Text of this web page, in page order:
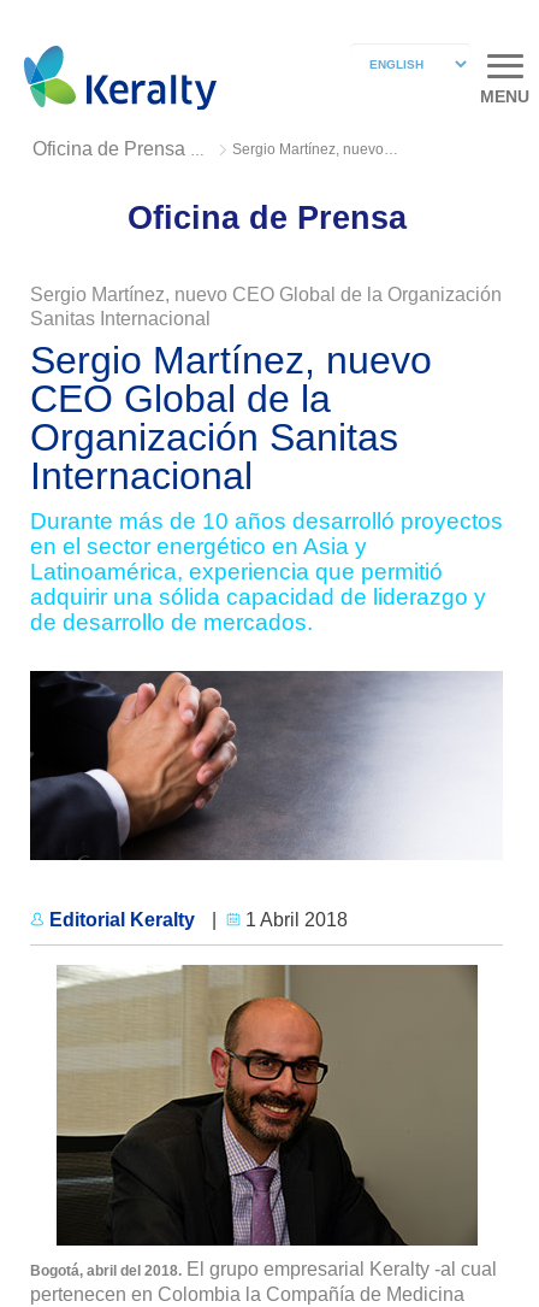
MENU
Oficina de Prensa 2018 Sergio Martínez, nuevo CEO Global
Oficina de Prensa
Sergio Martínez, nuevo CEO Global de la Organización
Sanitas Internacional
Sergio Martínez, nuevo
CEO Global de la
Organización Sanitas
Internacional
Durante más de 10 años desarrolló proyectos
en el sector energético en Asia y
Latinoamérica, experiencia que permitió
adquirir una sólida capacidad de liderazgo y
de desarrollo de mercados.
Editorial Keralty 1 Abril 2018
Bogotá, abril del 2018.El grupo empresarial Keralty -al cual
pertenecen en Colombia la Compañía de Medicina